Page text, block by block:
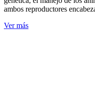
ambos reproductores
Ver más